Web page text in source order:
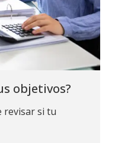
objetivos?
revisar si tu